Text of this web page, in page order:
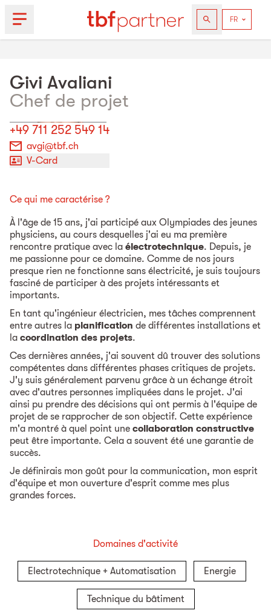
Givi Avaliani
Chef de projet
+49 711 252 549 14
avgi@tbf.ch
V-Card
Ce qui me caractérise ?
À l'âge de 15 ans, j'ai participé aux Olympiades des jeunes
physiciens, au cours desquelles j'ai eu ma première
rencontre pratique avec la électrotechnique. Depuis, je
me passionne pour ce domaine. Comme de nos jours
presque rien ne fonctionne sans électricité, je suis toujours
fasciné de participer à des projets intéressants et
importants.
En tant qu'ingénieur électricien, mes tâches comprennent
entre autres la planification de différentes installations et
la coordination des projets.
Ces dernières années, j'ai souvent dû trouver des solutions
compétentes dans différentes phases critiques de projets.
J'y suis généralement parvenu grâce à un échange étroit
avec d'autres personnes impliquées dans le projet. J'ai
ainsi pu prendre des décisions qui ont permis à l'équipe de
projet de se rapprocher de son objectif. Cette expérience
m'a montré à quel point une collaboration constructive
peut être importante. Cela a souvent été une garantie de
succès.
Je définirais mon goût pour la communication, mon esprit
d'équipe et mon ouverture d'esprit comme mes plus
grandes forces.
Domaines d'activité
Electrotechnique + Automatisation Energie
Technique du bâtiment